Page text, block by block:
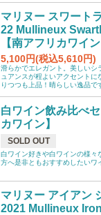
マリヌー スワート
22 Mullineux
【南アフリカワイ
5,100円(税込5,610円)
滑らかでエレガント。美しいシ
ュアンスが程よいアクセントに
りつつも上品！晴らしい逸品で
白ワイン飲み比べ
カワイン】
SOLD OUT
白ワイン好きや白ワインの様々
方へ是非ともおすすめしたいワ
マリヌー アイアン
2021 Mullineux